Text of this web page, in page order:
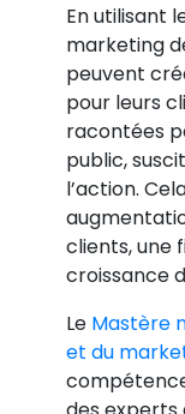
En utilisant
marketing
peuvent
pour leurs
racontées
public,
l’action.
clients, une
croissance
Le Mastère
et du